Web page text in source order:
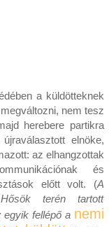
a küldötteknek
nem tesz
herebere partikra
elnöke,
az elhangzottak
és
előtt volt. (A
terén tartott
egyik fellépő a nemi